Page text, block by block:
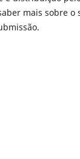
mais sobre o